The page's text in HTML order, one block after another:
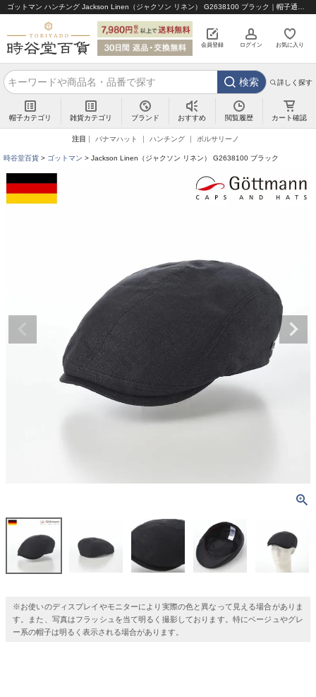
会員登録 ログイン お気に入り
検索 詳しく探す
帽子カテゴリ 雑貨カテゴリ ブランド おすすめ 閲覧履歴 カート確認
注目 パナマハット ハンチング ボルサリーノ
時谷堂百貨 ゴットマン Jackson Linen（ジャクソン リネン） G2638100 ブラック
※お使いのディスプレイやモニターにより実際の色と異なって見える場合がありま
す。また、写真はフラッシュを当て明るく撮影しております。特にベージュやグレ
ー系の帽子は明るく表示される場合があります。